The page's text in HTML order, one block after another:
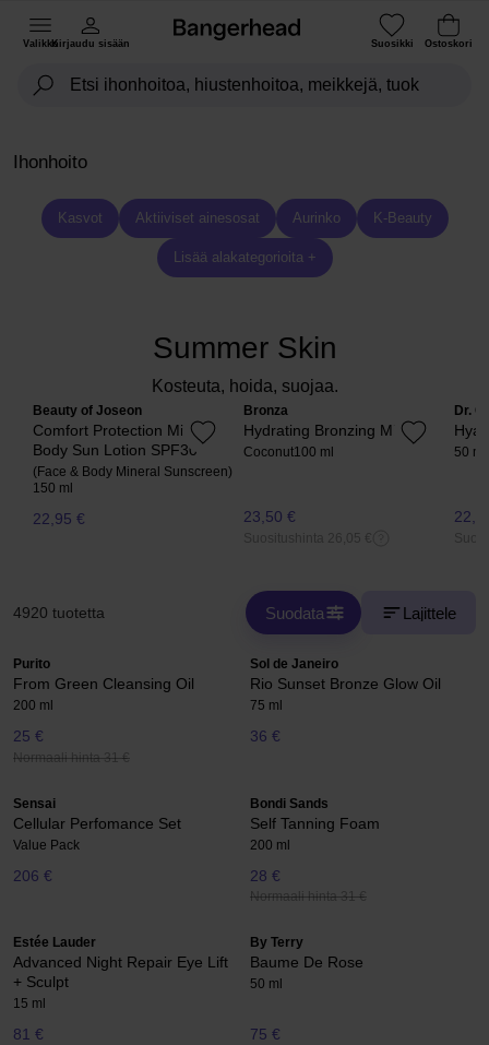
ValikkoKirjaudu sisään Suosikki Ostoskori
Ihonhoito
Kasvot Aktiiviset ainesosat Aurinko K-Beauty
Lisää alakategorioita +
Summer Skin
Kosteuta, hoida, suojaa.
Beauty of Joseon
Comfort Protection Mineral
Body Sun Lotion SPF30
(Face & Body Mineral Sunscreen)
150 ml
22,95 €
Bronza
Hydrating Bronzing Mist
Coconut100 ml
23,50 €
Suositushinta 26,05 €
Dr.
50 ml
4920 tuotetta Suodata Lajittele
Purito
From Green Cleansing Oil
200 ml
25 €
Normaali hinta 31 €
Sol de Janeiro
Rio Sunset Bronze Glow Oil
75 ml
36 €
Sensai
Cellular Perfomance Set
Value Pack
206 €
Bondi Sands
Self Tanning Foam
200 ml
28 €
Normaali hinta 31 €
Estée Lauder
Advanced Night Repair Eye Lift
+ Sculpt
15 ml
81 €
By Terry
Baume De Rose
50 ml
75 €